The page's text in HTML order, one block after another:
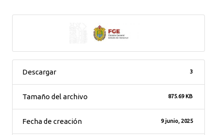
Descargar 3
Tamaño del archivo 875.69 KB
Fecha de creación 9 junio, 2025